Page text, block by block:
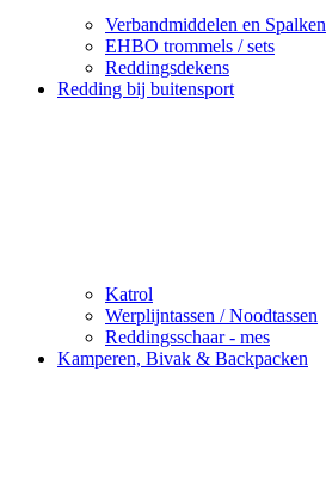
Verbandmiddelen en Spalken
EHBO trommels / sets
Reddingsdekens
Redding bij buitensport
Katrol
Werplijntassen / Noodtassen
Reddingsschaar - mes
Kamperen, Bivak & Backpacken